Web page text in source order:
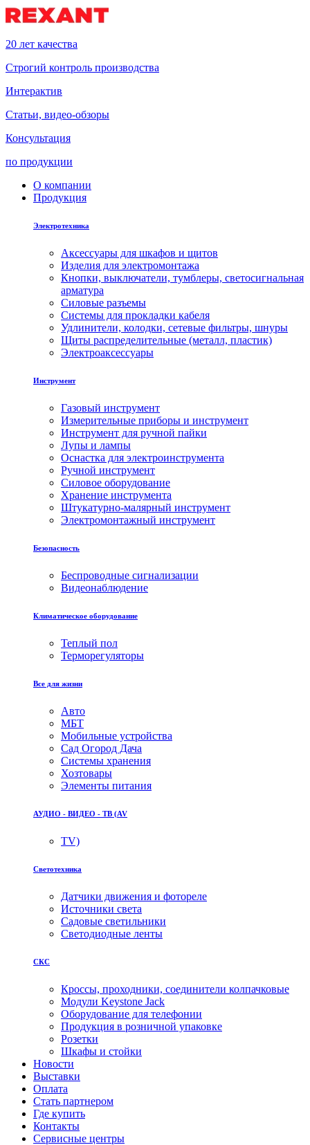
20 лет качества
Строгий контроль производства
Интерактив
Статьи, видео-обзоры
Консультация
по продукции
О компании
Продукция
Электротехника
Аксессуары для шкафов и щитов
Изделия для электромонтажа
Кнопки, выключатели, тумблеры, светосигнальная
арматура
Силовые разъемы
Системы для прокладки кабеля
Удлинители, колодки, сетевые фильтры, шнуры
Щиты распределительные (металл, пластик)
Электроаксессуары
Инструмент
Газовый инструмент
Измерительные приборы и инструмент
Инструмент для ручной пайки
Лупы и лампы
Оснастка для электроинструмента
Ручной инструмент
Силовое оборудование
Хранение инструмента
Штукатурно-малярный инструмент
Электромонтажный инструмент
Безопасность
Беспроводные сигнализации
Видеонаблюдение
Климатическое оборудование
Теплый пол
Терморегуляторы
Все для жизни
Авто
МБТ
Мобильные устройства
Сад Огород Дача
Системы хранения
Хозтовары
Элементы питания
АУДИО - ВИДЕО - ТВ (AV
TV)
Светотехника
Датчики движения и фотореле
Источники света
Садовые светильники
Светодиодные ленты
СКС
Кроссы, проходники, соединители колпачковые
Модули Keystone Jack
Оборудование для телефонии
Продукция в розничной упаковке
Розетки
Шкафы и стойки
Новости
Выставки
Оплата
Стать партнером
Где купить
Контакты
Сервисные центры